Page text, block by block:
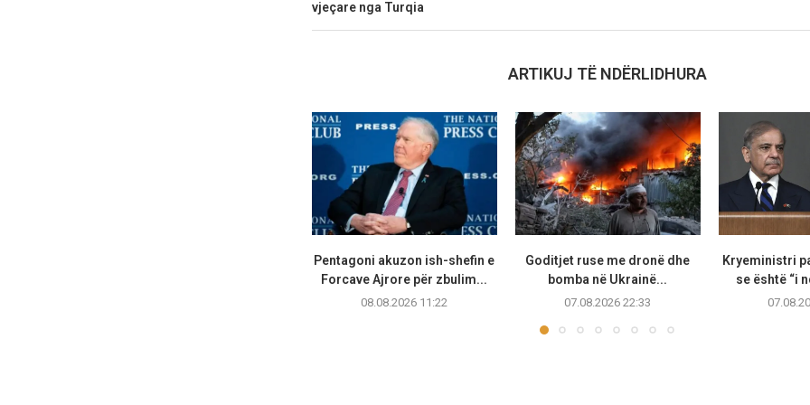
vjeçare nga Turqia
ARTIKUJ TË NDËRLIDHURA
Pentagoni akuzon ish-shefin e
Forcave Ajrore për zbulim...
08.08.2026 11:22
Goditjet ruse me dronë dhe
bomba në Ukrainë...
07.08.2026 22:33
Kryeministri
se është “i